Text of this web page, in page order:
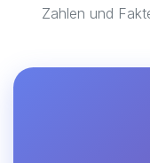
Zahlen und